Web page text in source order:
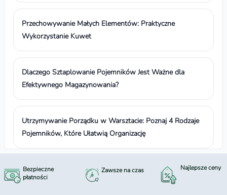
Przechowywanie Małych Elementów: Praktyczne
Wykorzystanie Kuwet
Dlaczego Sztaplowanie Pojemników Jest Ważne dla
Efektywnego Magazynowania?
Utrzymywanie Porządku w Warsztacie: Poznaj 4 Rodzaje
Pojemników, Które Ułatwią Organizację
Bezpieczne
płatności
Zawsze na czas Najlepsze ceny